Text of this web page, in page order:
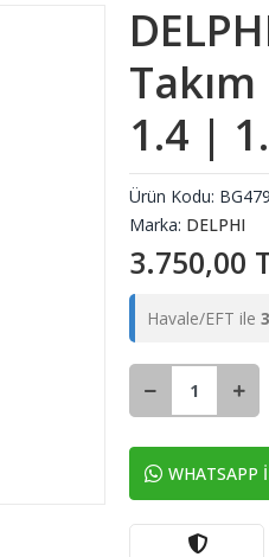
1.4 |
Ürün Kodu:
Marka: DELPHI
3.750,00
Havale/EFT ile
WHATSAPP